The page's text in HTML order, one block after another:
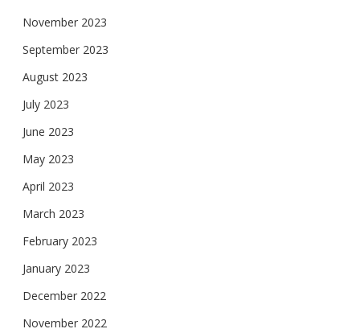
November 2023
September 2023
August 2023
July 2023
June 2023
May 2023
April 2023
March 2023
February 2023
January 2023
December 2022
November 2022